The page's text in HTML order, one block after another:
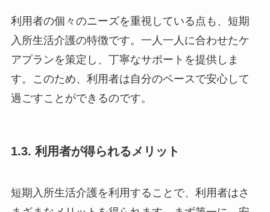
利用者の個々のニーズを重視している点も、短期
入所生活介護の特徴です。一人一人に合わせたケ
アプランを策定し、丁寧なサポートを提供しま
す。このため、利用者は自分のペースで安心して
過ごすことができるのです。
1.3. 利用者が得られるメリット
短期入所生活介護を利用することで、利用者はさ